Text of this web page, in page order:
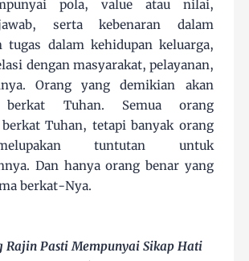
pola, value atau nilai,
serta kebenaran dalam
tugas dalam kehidupan keluarga,
dengan masyarakat, pelayanan,
Orang yang demikian akan
berkat Tuhan. Semua orang
Tuhan, tetapi banyak orang
tuntutan untuk
Dan hanya orang benar yang
berkat-Nya.
Rajin Pasti Mempunyai Sikap Hati